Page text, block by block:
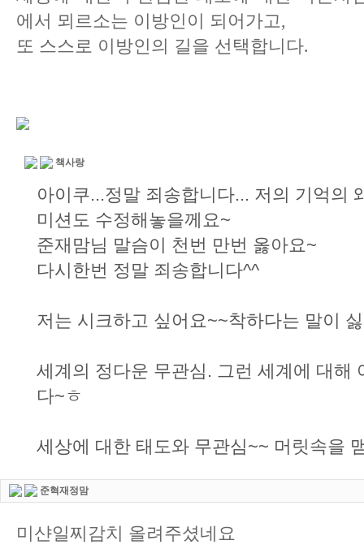
에서 뫼르소는 이방인이 되어가고,
또 스스로 이방인의 길을 선택합니다.
책사랑
아이쿠...정말 죄송합니다... 저의 기억의
미션도 수정해놓을께요~
준재맘님 말슴이 천번 만번 옳아요~
다시한번 정말 죄송합니다^^
저는 시크하고 싶어요~~착하다는 말이
세계의 정다운 무관심. 그런 세계에 대해
다~ㅎ
세상에 대한 태도와 무관심~~ 머릿속을
준혁재정맘
미샨일찌감치 올려주셨네요